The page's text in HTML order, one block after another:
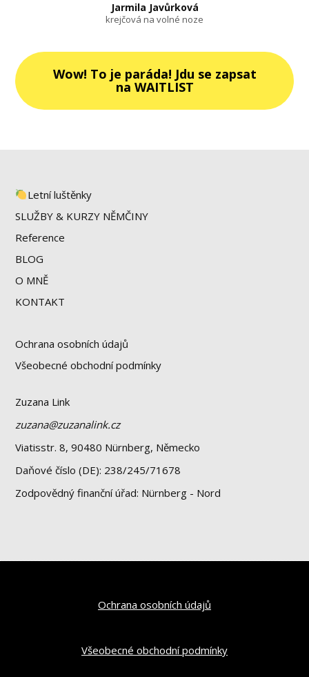
Jarmila Javůrková
krejčová na volné noze
Wow! To je paráda! Jdu se zapsat
na WAITLIST
Letní luštěnky
SLUŽBY & KURZY NĚMČINY
Reference
BLOG
O MNĚ
KONTAKT
Ochrana osobních údajů
Všeobecné obchodní podmínky
Zuzana Link
zuzana@zuzanalink.cz
Viatisstr. 8, 90480 Nürnberg, Německo
Daňové číslo (DE): 238/245/71678
Zodpovědný finanční úřad: Nürnberg - Nord
Ochrana osobních údajů
Všeobecné obchodní podmínky